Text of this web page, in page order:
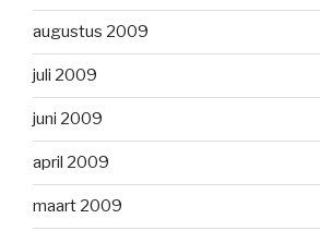
augustus 2009
juli 2009
juni 2009
april 2009
maart 2009